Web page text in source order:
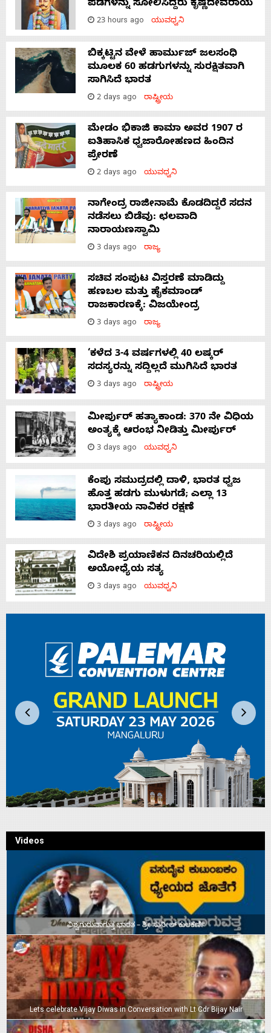
ಪಡೆಗಳನ್ನು ಸೋಲಿಸಿದ್ದರು ಕೃಷ್ಣದೇವರಾಯ
23 hours ago ಯುವಧ್ವನಿ
ಬಿಕ್ಕಟ್ಟಿನ ವೇಳೆ ಹಾರ್ಮುಜ್ ಜಲಸಂಧಿ
ಮೂಲಕ 60 ಹಡಗುಗಳನ್ನು ಸುರಕ್ಷಿತವಾಗಿ
ಸಾಗಿಸಿದೆ ಭಾರತ
2 days ago ರಾಷ್ಟ್ರೀಯ
ಮೇಡಂ ಭಿಕಾಜಿ ಕಾಮಾ ಅವರ 1907 ರ
ಐತಿಹಾಸಿಕ ಧ್ವಜಾರೋಹಣದ ಹಿಂದಿನ
ಪ್ರೇರಣೆ
2 days ago ಯುವಧ್ವನಿ
ನಾಗೇಂದ್ರ ರಾಜೀನಾಮೆ ಕೊಡದಿದ್ದರೆ ಸದನ
ನಡೆಸಲು ಬಿಡೆವು: ಛಲವಾದಿ
ನಾರಾಯಣಸ್ವಾಮಿ
3 days ago ರಾಜ್ಯ
ಸಚಿವ ಸಂಪುಟ ವಿಸ್ತರಣೆ ಮಾಡಿದ್ದು
ಹಣಬಲ ಮತ್ತು ಹೈಕಮಾಂಡ್
ರಾಜಕಾರಣಕ್ಕೆ: ವಿಜಯೇಂದ್ರ
3 days ago ರಾಜ್ಯ
‘ಕಳೆದ 3-4 ವರ್ಷಗಳಲ್ಲಿ 40 ಲಷ್ಕರ್
ಸದಸ್ಯರನ್ನು ಸದ್ದಿಲ್ಲದೆ ಮುಗಿಸಿದೆ ಭಾರತ
3 days ago ರಾಷ್ಟ್ರೀಯ
ಮೀರ್ಪುರ್ ಹತ್ಯಾಕಾಂಡ: 370 ನೇ ವಿಧಿಯ
ಅಂತ್ಯಕ್ಕೆ ಆರಂಭ ನೀಡಿತ್ತು ಮೀರ್ಪುರ್
3 days ago ಯುವಧ್ವನಿ
ಕೆಂಪು ಸಮುದ್ರದಲ್ಲಿ ದಾಳಿ, ಭಾರತ ಧ್ವಜ
ಹೊತ್ತ ಹಡಗು ಮುಳುಗಡೆ; ಎಲ್ಲಾ 13
ಭಾರತೀಯ ನಾವಿಕರ ರಕ್ಷಣೆ
3 days ago ರಾಷ್ಟ್ರೀಯ
ವಿದೇಶಿ ಪ್ರಯಾಣಿಕನ ದಿನಚರಿಯಲ್ಲಿದೆ
ಅಯೋಧ್ಯೆಯ ಸತ್ಯ
3 days ago ಯುವಧ್ವನಿ
Videos
ವಿಶ್ವಗುರುವಾಗುತ್ತ ಭಾರತ – ಶ್ರೀ ಸುನೀಲ್‌ ಕುಲಕರ್ಣಿ
Lets celebrate Vijay Diwas in Conversation with Lt Cdr Bijay Nair